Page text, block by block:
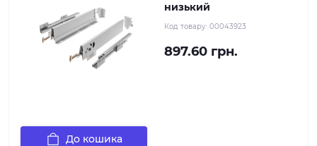
низький
Код товару: 00043923
897.60 грн.
До кошика